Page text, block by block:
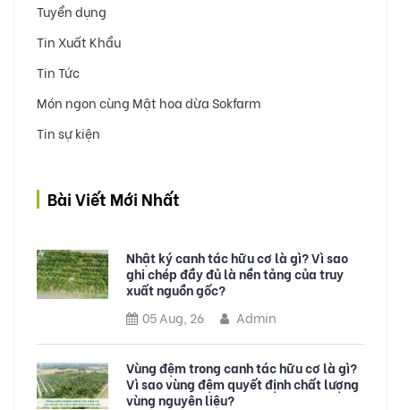
Tuyển dụng
Tin Xuất Khẩu
Tin Tức
Món ngon cùng Mật hoa dừa Sokfarm
Tin sự kiện
Bài Viết Mới Nhất
Nhật ký canh tác hữu cơ là gì? Vì sao
ghi chép đầy đủ là nền tảng của truy
xuất nguồn gốc?
05 Aug, 26
Admin
Vùng đệm trong canh tác hữu cơ là gì?
Vì sao vùng đệm quyết định chất lượng
vùng nguyên liệu?